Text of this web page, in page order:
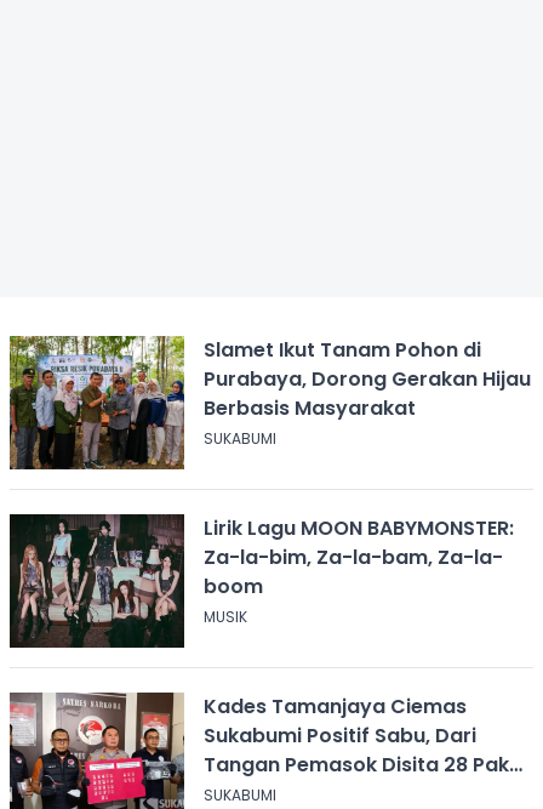
Slamet Ikut Tanam Pohon di
Purabaya, Dorong Gerakan Hijau
Berbasis Masyarakat
SUKABUMI
Lirik Lagu MOON BABYMONSTER:
Za-la-bim, Za-la-bam, Za-la-
boom
MUSIK
Kades Tamanjaya Ciemas
Sukabumi Positif Sabu, Dari
Tangan Pemasok Disita 28 Paket
Narkoba
SUKABUMI